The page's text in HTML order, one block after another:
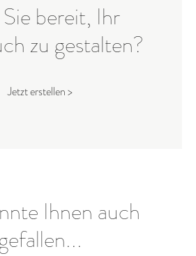
bereit, Ihr
zu gestalten?
Jetzt erstellen >
Ihnen auch